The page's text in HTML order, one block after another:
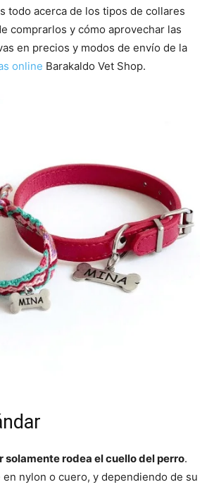
Razas
Fotos
todo acerca de los tipos de collares
comprarlos y cómo aprovechar las
en precios y modos de envío de la
online Barakaldo Vet Shop.
solamente rodea el cuello del perro.
nylon o cuero, y dependiendo de su